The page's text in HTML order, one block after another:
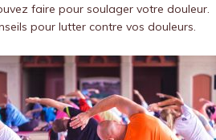
faire pour soulager votre douleur.
pour lutter contre vos douleurs.